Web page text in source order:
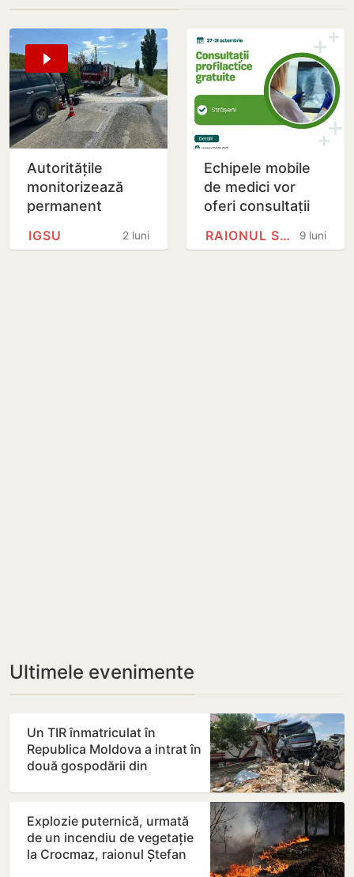
Autoritățile
monitorizează
permanent
hidrologice din2 luni
IGSU
Echipele mobile
de medici vor
oferi consultații
gratuite în raionul
9 luni
RAIONUL STRĂȘENI
Ultimele evenimente
Un TIR înmatriculat în
Republica Moldova a intrat în
două gospodării din
Explozie puternică, urmată
de un incendiu de vegetație
la Crocmaz, raionul Ștefan